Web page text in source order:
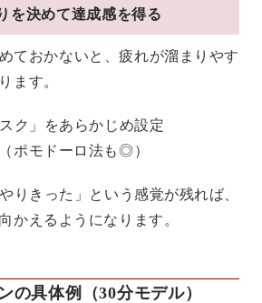
を決めて達成感を得る
ておかないと、疲れが溜まりやす
ます。
ク」をあらかじめ設定
ポモドーロ法も◎）
りきった」という感覚が残れば、
かえるようになります。
の具体例（30分モデル）